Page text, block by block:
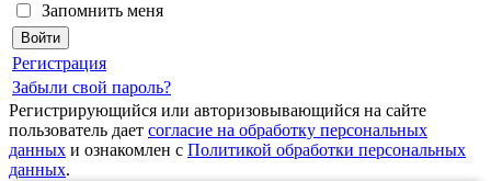
Запомнить меня
Регистрация
Забыли свой пароль?
Регистрирующийся или авторизовывающийся на сайте
пользователь дает согласие на обработку персональных
данных и ознакомлен с Политикой обработки персональных
данных.